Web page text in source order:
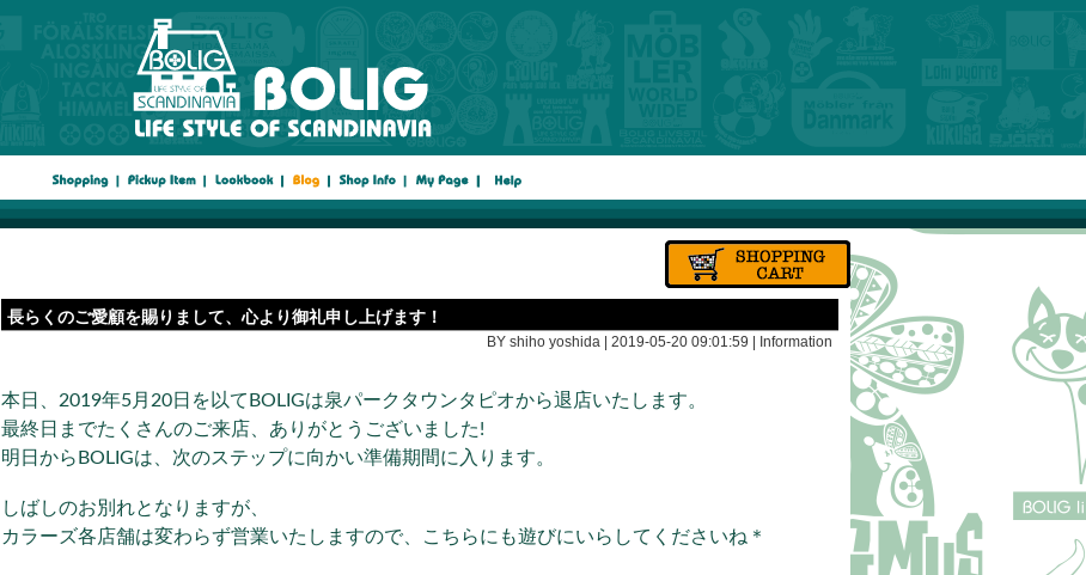
長らくのご愛顧を賜りまして、心より御礼申し上げます！
BY shiho yoshida | 2019-05-20 09:01:59 | Information
本日、2019年5月20日を以てBOLIGは泉パークタウンタピオから退店いたします。
最終日までたくさんのご来店、ありがとうございました!
明日からBOLIGは、次のステップに向かい準備期間に入ります。
しばしのお別れとなりますが、
カラーズ各店舗は変わらず営業いたしますので、こちらにも遊びにいらしてくださいね＊